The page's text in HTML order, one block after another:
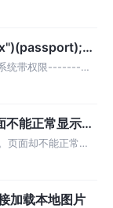
端，输入npm
统带权限-------附
是白天保证学习
能正常显示表
页面却不能正常显
一点的版本。具体
加载本地图片